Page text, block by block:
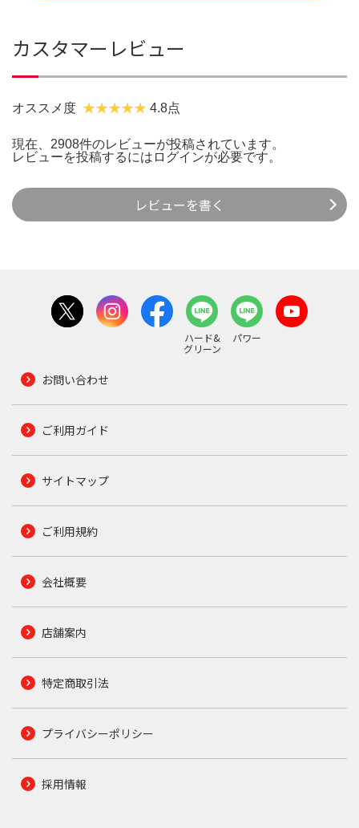
カスタマーレビュー
オススメ度 4.8点
現在、2908件のレビューが投稿されています。
レビューを投稿するには ログインが必要です。
レビューを書く
ハード&
グリーン
パワー
お問い合わせ
ご利用ガイド
サイトマップ
ご利用規約
会社概要
店舗案内
特定商取引法
プライバシーポリシー
採用情報